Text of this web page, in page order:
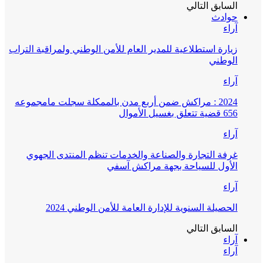
السابق التالي
حوادث
آراء
زيارة استطلاعية للمدير العام للأمن الوطني ولمراقبة التراب
الوطني
آراء
2024 : مراكش ضمن أربع مدن بالممكلة سجلت مامجموعه
656 قضية تتعلق بغسيل الأموال
آراء
غرفة التجارة والصناعة والخدمات تنظم المنتدى الجهوي
الأول للسياحة بجهة مراكش آسفي
آراء
الحصيلة السنوية للإدارة العامة للأمن الوطني 2024
السابق التالي
آراء
آراء